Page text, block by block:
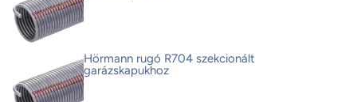
Hörmann rugó R704 szekcionált
garázskapukhoz